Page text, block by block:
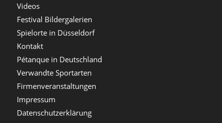
Videos
Festival Bildergalerien
Spielorte in Düsseldorf
Kontakt
Pétanque in Deutschland
Verwandte Sportarten
Firmenveranstaltungen
Impressum
Datenschutzerklärung